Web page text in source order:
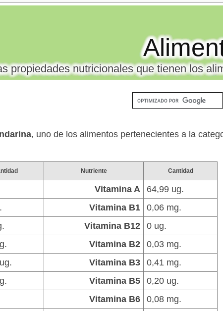
propiedades nutricionales que tienen los
, uno de los alimentos pertenecientes a la
Nutriente Cantidad
Vitamina A
64,99 ug.
Vitamina B1
0,06 mg.
Vitamina B12
0 ug.
Vitamina B2
0,03 mg.
Vitamina B3
0,41 mg.
Vitamina B5
0,20 ug.
Vitamina B6
0,08 mg.